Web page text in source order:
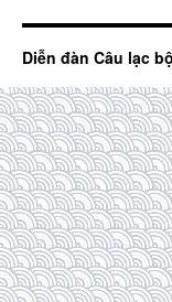
Diễn đàn Câu lạc